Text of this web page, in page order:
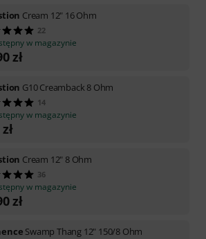
Cream 12" 16 Ohm
22
w magazynie
zł
G10 Creamback 8 Ohm
14
w magazynie
zł
Cream 12" 8 Ohm
36
w magazynie
zł
Swamp Thang 12" 150/8 Ohm